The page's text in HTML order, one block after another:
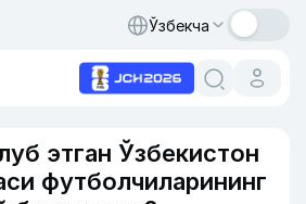
Ўзбекча
этган Ўзбекистон
футболчиларининг